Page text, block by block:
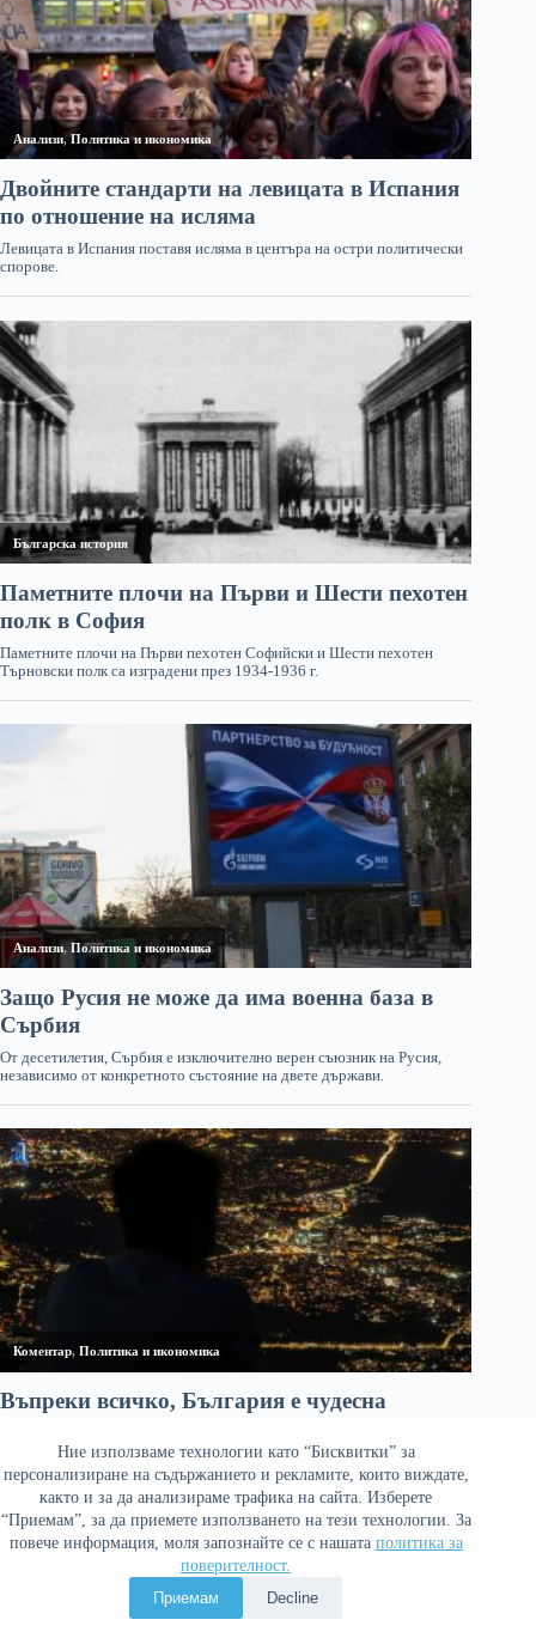
Ние използваме технологии като “Бисквитки” за
персонализиране на съдържанието и рекламите, които виждате,
както и за да анализираме трафика на сайта. Изберете
“Приемам”, за да приемете използването на тези технологии. За
повече информация, моля запознайте се с нашата политика за
поверителност.
Приемам
Decline
Политика за поверителност
Copyright © 2026 Война и мир. Сайтът е оптимизиран от